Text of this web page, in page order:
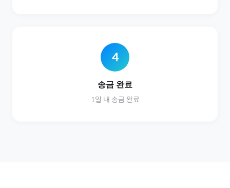
4
송금 완료
1일 내 송금 완료